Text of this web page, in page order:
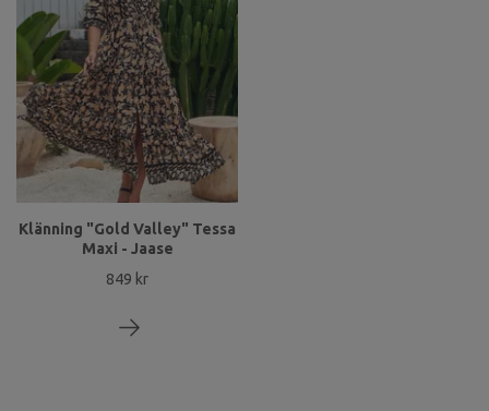
Klänning "Gold Valley" Tessa
Maxi - Jaase
849 kr